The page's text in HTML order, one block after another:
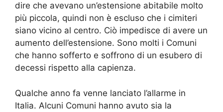
dire che avevano un’estensione abitabile molto
più piccola, quindi non è escluso che i cimiteri
siano vicino al centro. Ciò impedisce di avere un
aumento dell’estensione. Sono molti i Comuni
che hanno sofferto e soffrono di un esubero di
decessi rispetto alla capienza.
Qualche anno fa venne lanciato l’allarme in
Italia. Alcuni Comuni hanno avuto sia la